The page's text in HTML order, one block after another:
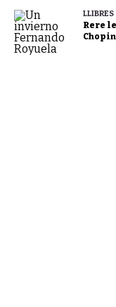
LLIBRES
Rere
Chopin